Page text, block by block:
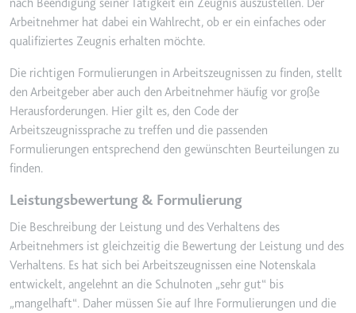
Typ:
HTTP-Cookie
Anbieter:
www.googletagmanager.com
Zweck:
Verfolgt die Konversionsrate
zwischen dem Nutzer und den
Werbebannern auf der Website -
Website.
Ablauf:
Beständig
Typ:
HTML Local Storage
__Secure-ROLLOUT_TOKEN
nach Beendigung seiner Tätigkeit ein Zeugnis auszustellen. Der
Arbeitnehmer hat dabei ein Wahlrecht, ob er ein einfaches oder
qualifiziertes Zeugnis erhalten möchte.
Die richtigen Formulierungen in Arbeitszeugnissen zu finden, stellt
den Arbeitgeber aber auch den Arbeitnehmer häufig vor große
Herausforderungen. Hier gilt es, den Code der
Arbeitszeugnissprache zu treffen und die passenden
Formulierungen entsprechend den gewünschten Beurteilungen zu
finden.
Leistungsbewertung & Formulierung
Die Beschreibung der Leistung und des Verhaltens des
Arbeitnehmers ist gleichzeitig die Bewertung der Leistung und des
Verhaltens. Es hat sich bei Arbeitszeugnissen eine Notenskala
entwickelt, angelehnt an die Schulnoten „sehr gut“ bis
„mangelhaft“. Daher müssen Sie auf Ihre Formulierungen und die